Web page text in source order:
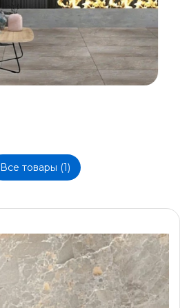
Все товары (1)